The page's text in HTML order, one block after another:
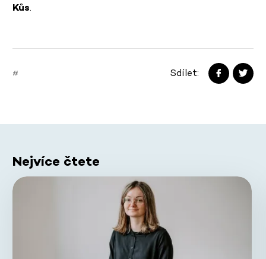
Kůs.
# Sdílet:
Nejvíce čtete